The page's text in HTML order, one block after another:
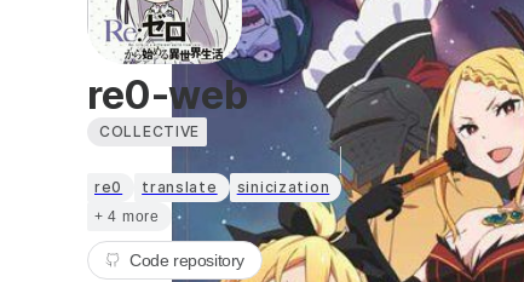
re0-web
COLLECTIVE
re0 translate sinicization
+ 4 more
Code repository